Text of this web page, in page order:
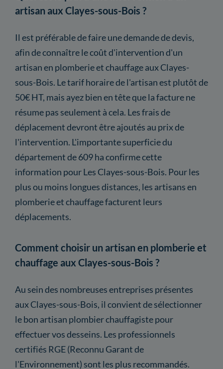
artisan aux Clayes-sous-Bois ?
Il est préférable de faire une demande de devis,
afin de connaître le coût d'intervention d'un
artisan en plomberie et chauffage aux Clayes-
sous-Bois. Le tarif horaire de l'artisan est plutôt de
50€ HT, mais ayez bien en tête que la facture ne
résume pas seulement à cela. Les frais de
déplacement devront être ajoutés au prix de
l'intervention. L'importante superficie du
département de 609 ha confirme cette
information pour Les Clayes-sous-Bois. Pour les
plus ou moins longues distances, les artisans en
plomberie et chauffage facturent leurs
déplacements.
Comment choisir un artisan en plomberie et
chauffage aux Clayes-sous-Bois ?
Au sein des nombreuses entreprises présentes
aux Clayes-sous-Bois, il convient de sélectionner
le bon artisan plombier chauffagiste pour
effectuer vos desseins. Les professionnels
certifiés RGE (Reconnu Garant de
l'Environnement) sont les plus recommandés.